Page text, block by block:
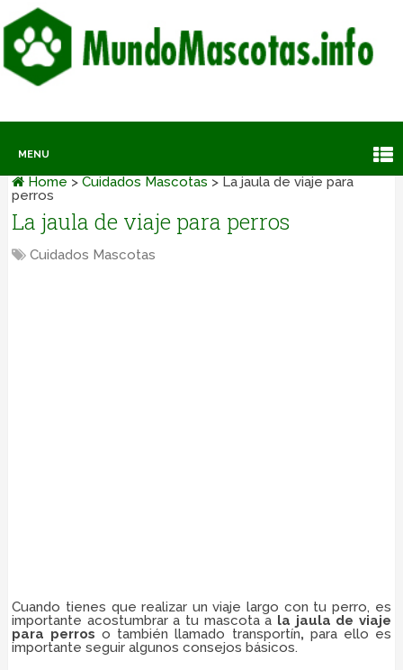
MENU
Home >Cuidados Mascotas > La jaula de viaje para
perros
La jaula de viaje para perros
Cuidados Mascotas
Cuando tienes que realizar un viaje largo con tu perro, es
importante acostumbrar a tu mascota a la jaula de viaje
para perros o también llamado transportín, para ello es
importante seguir algunos consejos básicos.